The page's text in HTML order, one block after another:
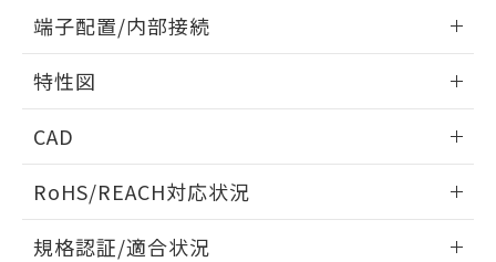
外形図
端子配置/内部接続
端子配置/内部接続
特性図
電気的寿命曲線
CAD
ドすることができます。
RoHS/REACH対応状況
規格認証/適合状況
また、RoHS指令のフタル酸エステル類４
物質の対応では、対応完了までの期間は出
荷製品に未対応品が混在することから備考
欄に対応日を記載しておりました。
既に当社にて対応品への在庫切替を完了